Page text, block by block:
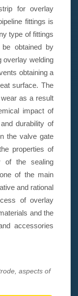
for overlay
fittings is
type of fittings
obtained by
overlay welding
obtaining a
surface. The
as a result
impact of
durability of
the valve gate
properties of
of the sealing
of the main
and rational
of overlay
and the
accessories
aspects of